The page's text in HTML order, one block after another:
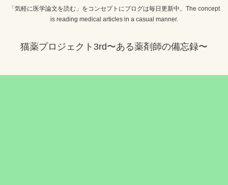
「気軽に医学論文を読む」をコンセプトにブログは毎日更新中。The concept
is reading medical articles in a casual manner.
猫薬プロジェクト3rd〜ある薬剤師の備忘録〜